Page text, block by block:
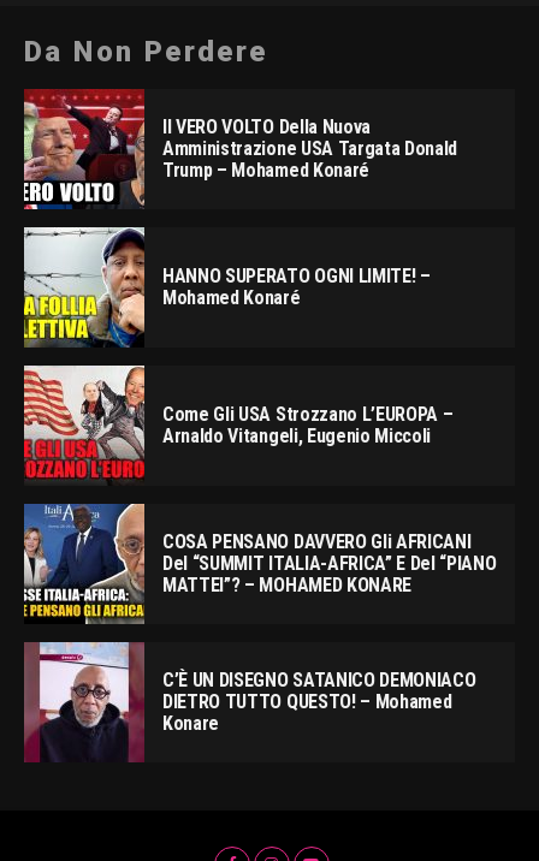
Da Non Perdere
Il VERO VOLTO Della Nuova
Amministrazione USA Targata Donald
Trump – Mohamed Konaré
HANNO SUPERATO OGNI LIMITE! –
Mohamed Konaré
Come Gli USA Strozzano L’EUROPA –
Arnaldo Vitangeli, Eugenio Miccoli
COSA PENSANO DAVVERO Gli AFRICANI
Del “SUMMIT ITALIA-AFRICA” E Del “PIANO
MATTEI”? – MOHAMED KONARE
C’È UN DISEGNO SATANICO DEMONIACO
DIETRO TUTTO QUESTO! – Mohamed
Konare